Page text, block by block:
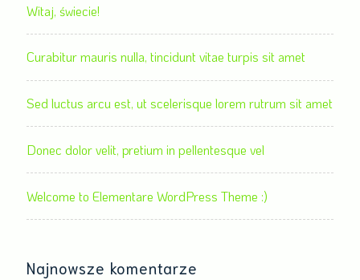
Witaj, świecie!
Curabitur mauris nulla, tincidunt vitae turpis sit amet
Sed luctus arcu est, ut scelerisque lorem rutrum sit amet
Donec dolor velit, pretium in pellentesque vel
Welcome to Elementare WordPress Theme :)
Najnowsze komentarze